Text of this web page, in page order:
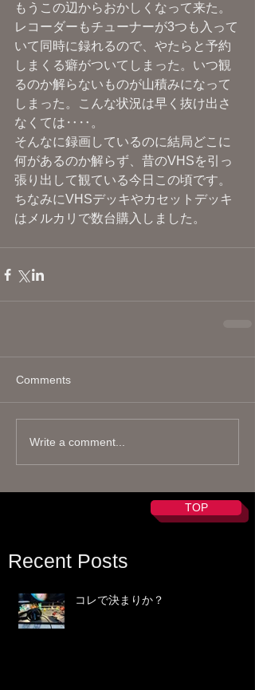
もうこの辺からおかしくなって来た。
レコーダーもチューナーが3つも入って
いて同時に録れるので、やたらと予約
しまくる癖がついてしまった。いつ観
るのか解らないものが山積みになって
しまった。こんな状況は早く抜け出さ
なくては‥‥。
そんなに録画しているのに結局どこに
何があるのか解らず、昔のVHSを引っ
張り出して観ている今日この頃です。
ちなみにVHSデッキやカセットデッキ
はメルカリで数台購入しました。
Comments
Write a comment...
TOP
Recent Posts
コレで決まりか？